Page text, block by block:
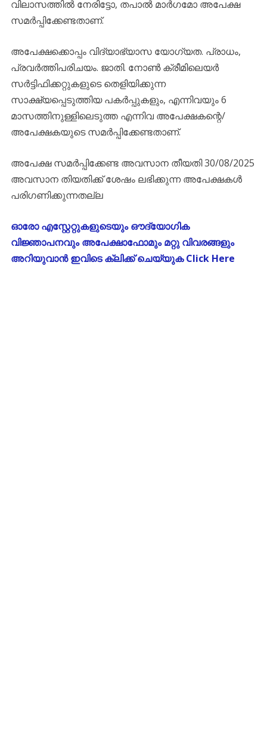
വിലാസത്തിൽ നേരിട്ടോ, തപാൽ മാർഗമോ അപേക്ഷ
സമർപ്പിക്കേണ്ടതാണ്.
അപേക്ഷക്കൊപ്പം വിദ്യാഭ്യാസ യോഗ്യത. പ്രാധം,
പ്രവർത്തിപരിചയം. ജാതി. നോൺ ക്രീമിലെയർ
സർട്ടിഫിക്കറ്റുകളുടെ തെളിയിക്കുന്ന
സാക്ഷ്യപ്പെടുത്തിയ പകർപ്പുകളും, എന്നിവയും 6
മാസത്തിനുള്ളിലെടുത്ത എന്നിവ അപേക്ഷകന്റെ/
അപേക്ഷകയുടെ സമർപ്പിക്കേണ്ടതാണ്.
അപേക്ഷ സമർപ്പിക്കേണ്ട അവസാന തീയതി 30/08/2025
അവസാന തിയതിക്ക് ശേഷം ലഭിക്കുന്ന അപേക്ഷകൾ
പരിഗണിക്കുന്നതല്ല
ഓരോ എസ്റ്റേറ്റുകളുടെയും ഔദ്യോഗിക
വിജ്ഞാപനവും അപേക്ഷാഫോമും മറ്റു വിവരങ്ങളും
അറിയുവാൻ ഇവിടെ ക്ലിക്ക് ചെയ്യുക Click Here